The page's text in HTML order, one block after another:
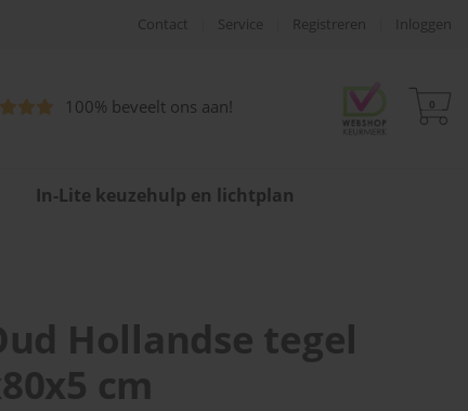
Inloggen
Registreren
Service
Contact
100% beveelt ons aan! 0
In-Lite keuzehulp en lichtplan
Hollandse tegel
cm